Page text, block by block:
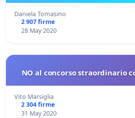
Daniela Tomasino
2 907 firme
28 May 2020
NO al concorso straordinario
Vito Marsiglia
2 304 firme
31 May 2020